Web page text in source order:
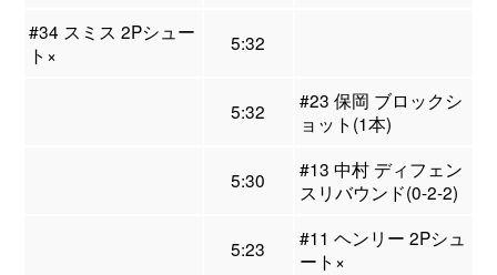
#34 スミス 2Pシュー
ト×
5:32
5:32
#23 保岡 ブロックシ
ョット(1本)
5:30
#13 中村 ディフェン
スリバウンド(0-2-2)
5:23
#11 ヘンリー 2Pシュ
ート×